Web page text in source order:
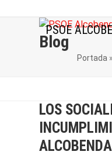
PSOE
Blog
Portada »
LOS